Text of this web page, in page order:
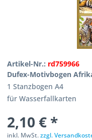
Artikel-Nr.: rd759966
Dufex-Motivbogen
1 Stanzbogen A4
für Wasserfallkarten
2,10 € *
inkl. MwSt.zzgl.